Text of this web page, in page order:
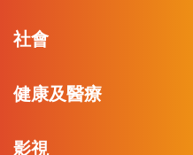
社會
健康及醫療
影視